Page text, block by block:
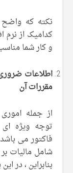
نکته که
کدامیک از
و کار شما
اطلاعات
مقررات آن
از جمله
توجه ویژه
فاکتور می
شامل مالیات
بنابراین ، در